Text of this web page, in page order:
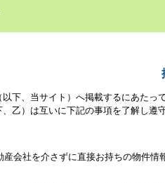
（以下、当サイト）へ掲載するにあた
乙）は互いに下記の事項を了解し遵
産会社を介さずに直接お持ちの物件情